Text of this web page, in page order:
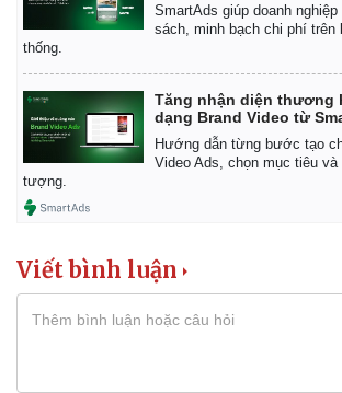
SmartAds giúp doanh
sách, minh bạch chi phí trên
thống.
Tăng nhận diện thương
dạng Brand Video từ
Hướng dẫn từng bước tạo
Video Ads, chọn mục tiêu và
tượng.
Viết bình luận